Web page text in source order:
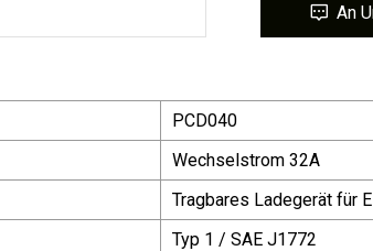
An
PCD040
Wechselstrom 32A
Tragbares Ladegerät für
Typ 1 / SAE J1772